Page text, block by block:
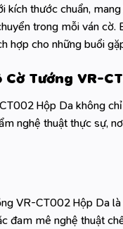
thước chuẩn,
trong mỗi ván
hợp cho những buổi
Tướng VR-
Hộp Da không
nghệ thuật thực sự,
VR-CT002 Hộp Da
đam mê nghệ thuật